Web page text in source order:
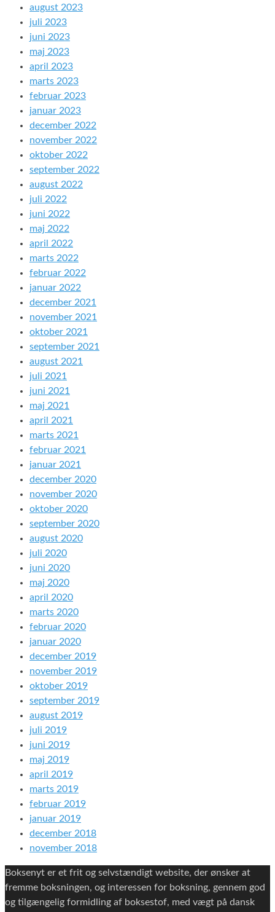
august 2023
juli 2023
juni 2023
maj 2023
april 2023
marts 2023
februar 2023
januar 2023
december 2022
november 2022
oktober 2022
september 2022
august 2022
juli 2022
juni 2022
maj 2022
april 2022
marts 2022
februar 2022
januar 2022
december 2021
november 2021
oktober 2021
september 2021
august 2021
juli 2021
juni 2021
maj 2021
april 2021
marts 2021
februar 2021
januar 2021
december 2020
november 2020
oktober 2020
september 2020
august 2020
juli 2020
juni 2020
maj 2020
april 2020
marts 2020
februar 2020
januar 2020
december 2019
november 2019
oktober 2019
september 2019
august 2019
juli 2019
juni 2019
maj 2019
april 2019
marts 2019
februar 2019
januar 2019
december 2018
november 2018
Boksenyt er et frit og selvstændigt website, der ønsker at
fremme boksningen, og interessen for boksning, gennem god
og tilgængelig formidling af boksestof, med vægt på dansk